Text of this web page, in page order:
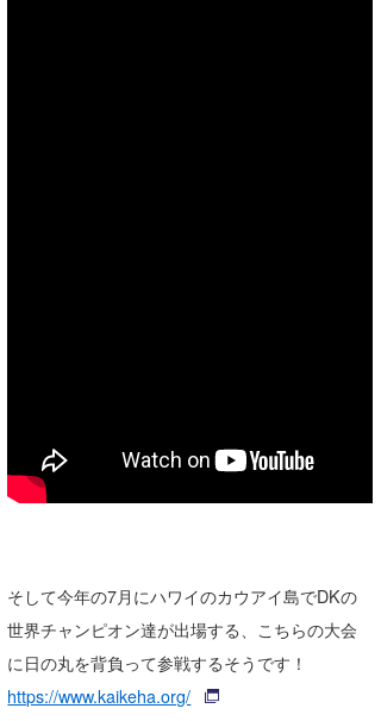
そして今年の7月にハワイのカウアイ島でDKの
世界チャンピオン達が出場する、こちらの大会
に日の丸を背負って参戦するそうです！
https://www.kaikeha.org/